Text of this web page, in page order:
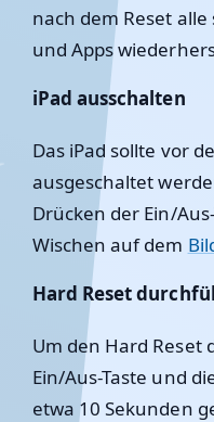
nach dem Reset
und Apps
iPad ausschalten
Das iPad sollte vor
ausgeschaltet
Drücken der Ein/
Wischen auf dem
Hard Reset
Um den Hard
Ein/Aus-Taste und
etwa 10 Sekunden